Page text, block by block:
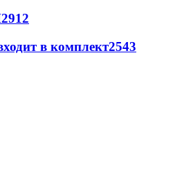
2912
в комплект2543